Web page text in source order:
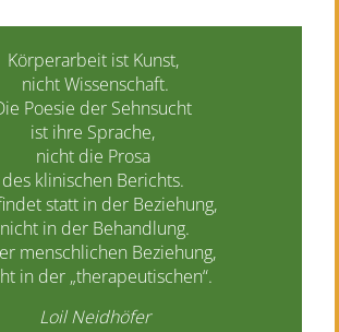
Körperarbeit ist Kunst,
nicht Wissenschaft.
Poesie der Sehnsucht
ist ihre Sprache,
nicht die Prosa
des klinischen Berichts.
statt in der Beziehung,
nicht in der Behandlung.
menschlichen Beziehung,
in der „therapeutischen“.
Loil Neidhöfer